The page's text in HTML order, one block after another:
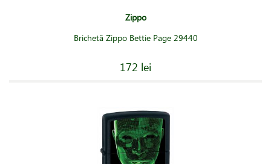
Zippo
Brichetă Zippo Bettie Page 29440
172 lei